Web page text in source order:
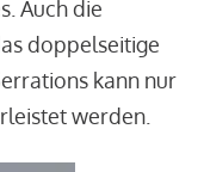
Auch die
doppelseitige
kann nur
werden.